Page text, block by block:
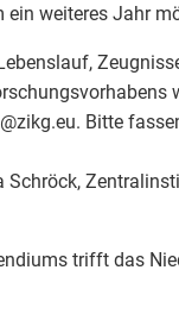
ein weiteres Jahr
@zikg.eu. Bitte
Schröck,
trifft das